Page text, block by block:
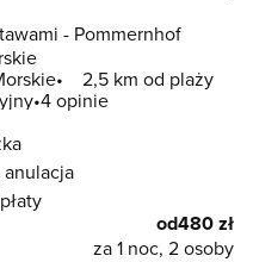
- Pommernhof
2,5 km od plaży
4 opinie
anulacja
od480 zł
za 1 noc, 2 osoby